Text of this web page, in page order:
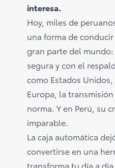
interesa.
Hoy, miles de
una forma de
gran parte del
segura y con el
como Estados
Europa, la
norma. Y en Perú, su
imparable.
La caja automática
convertirse en una
transforma tu día a